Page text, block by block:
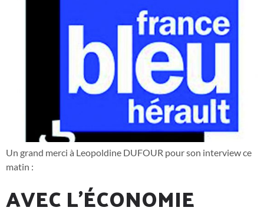
Un grand merci à Leopoldine DUFOUR pour son interview ce
matin :
AVEC L’ÉCONOMIE